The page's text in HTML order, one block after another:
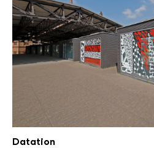
Lek u Sowat Erzhalle
Copyright: Weltkulturerbe
Datation